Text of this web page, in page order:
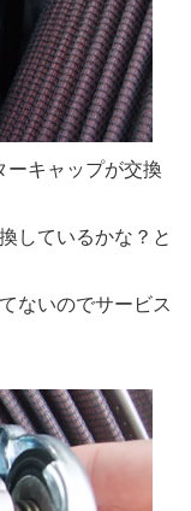
ーキャップが交換
しているかな？と
ないのでサービス